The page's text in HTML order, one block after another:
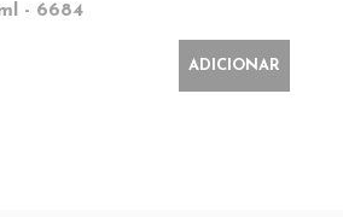
- 6684
ADICIONAR